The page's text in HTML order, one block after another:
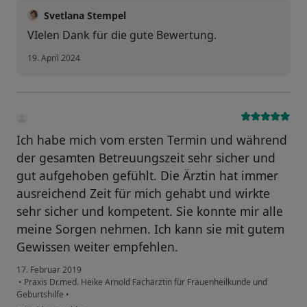
Svetlana Stempel
VIelen Dank für die gute Bewertung.
19. April 2024
Ich habe mich vom ersten Termin und während
der gesamten Betreuungszeit sehr sicher und
gut aufgehoben gefühlt. Die Ärztin hat immer
ausreichend Zeit für mich gehabt und wirkte
sehr sicher und kompetent. Sie konnte mir alle
meine Sorgen nehmen. Ich kann sie mit gutem
Gewissen weiter empfehlen.
17. Februar 2019
• Praxis Dr.med. Heike Arnold Fachärztin für Frauenheilkunde und
Geburtshilfe •